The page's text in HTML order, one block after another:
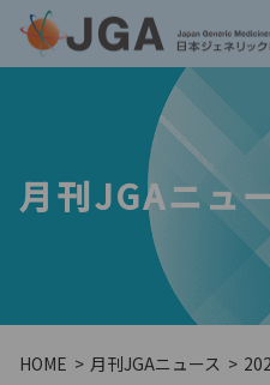
月刊JGAニュ
HOME 月刊JGAニュース